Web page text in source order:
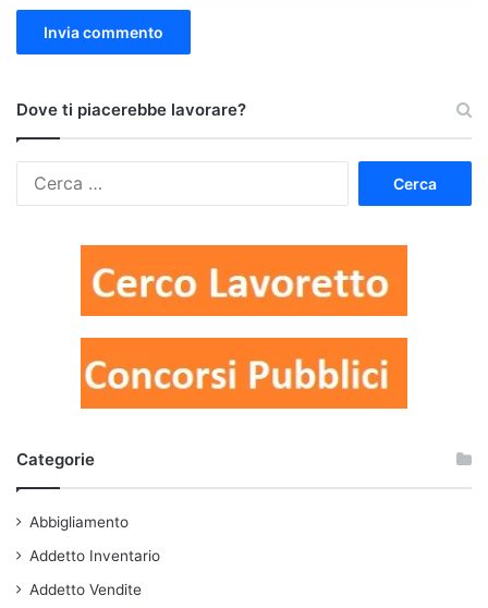
Dove ti piacerebbe lavorare?
Categorie
Abbigliamento
Addetto Inventario
Addetto Vendite